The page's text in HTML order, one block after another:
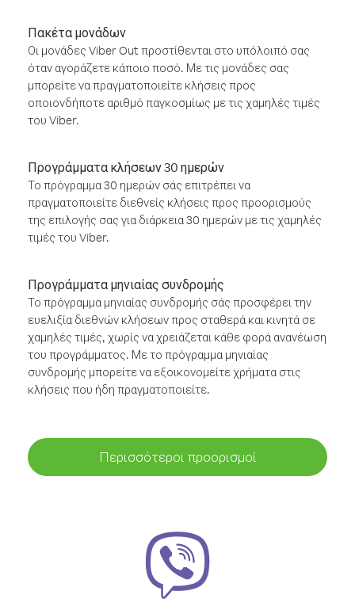
Πακέτα μονάδων
Οι μονάδες Viber Out προστίθενται στο υπόλοιπό σας
όταν αγοράζετε κάποιο ποσό. Με τις μονάδες σας
μπορείτε να πραγματοποιείτε κλήσεις προς
οποιονδήποτε αριθμό παγκοσμίως με τις χαμηλές τιμές
του Viber.
Προγράμματα κλήσεων 30 ημερών
Το πρόγραμμα 30 ημερών σάς επιτρέπει να
πραγματοποιείτε διεθνείς κλήσεις προς προορισμούς
της επιλογής σας για διάρκεια 30 ημερών με τις χαμηλές
τιμές του Viber.
Προγράμματα μηνιαίας συνδρομής
Το πρόγραμμα μηνιαίας συνδρομής σάς προσφέρει την
ευελιξία διεθνών κλήσεων προς σταθερά και κινητά σε
χαμηλές τιμές, χωρίς να χρειάζεται κάθε φορά ανανέωση
του προγράμματος. Με το πρόγραμμα μηνιαίας
συνδρομής μπορείτε να εξοικονομείτε χρήματα στις
κλήσεις που ήδη πραγματοποιείτε.
Περισσότεροι προορισμοί